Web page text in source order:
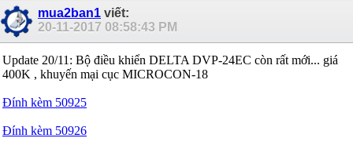
mua2ban1 viết:
20-11-2017 08:58:43 PM
Update 20/11: Bộ điều khiển DELTA DVP-24EC còn rất mới... giá
400K , khuyến mại cục MICROCON-18
Đính kèm 50925
Đính kèm 50926